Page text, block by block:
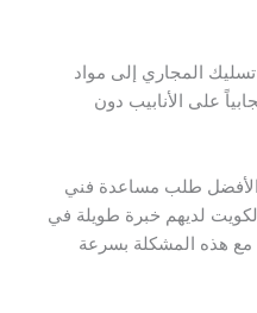
المجاري إلى مواد
على الأنابيب دون
طلب مساعدة فني
لديهم خبرة طويلة في
هذه المشكلة بسرعة